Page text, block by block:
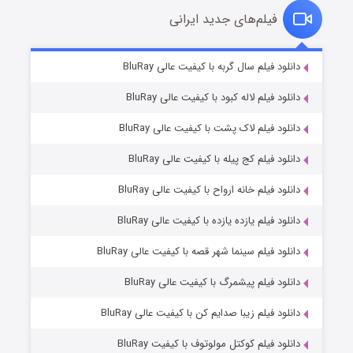
قسمت۲ (زیرنویس) منتشر شد
فیلم‌های جدید ایرانی
دانلود فیلم سال گربه با کیفیت عالی BluRay
دانلود فیلم لاله کبود با کیفیت عالی BluRay
دانلود فیلم لاک پشت با کیفیت عالی BluRay
دانلود فیلم کج‌ پیله با کیفیت عالی BluRay
دانلود فیلم خانه ارواح با کیفیت عالی BluRay
دانلود فیلم یازده یازده با کیفیت عالی BluRay
دانلود فیلم سینما شهر قصه با کیفیت عالی BluRay
دانلود فیلم پیشمرگ با کیفیت عالی BluRay
دانلود فیلم زیبا صدایم کن با کیفیت عالی BluRay
دانلود فیلم کوکتل مولوتوف با کیفیت BluRay